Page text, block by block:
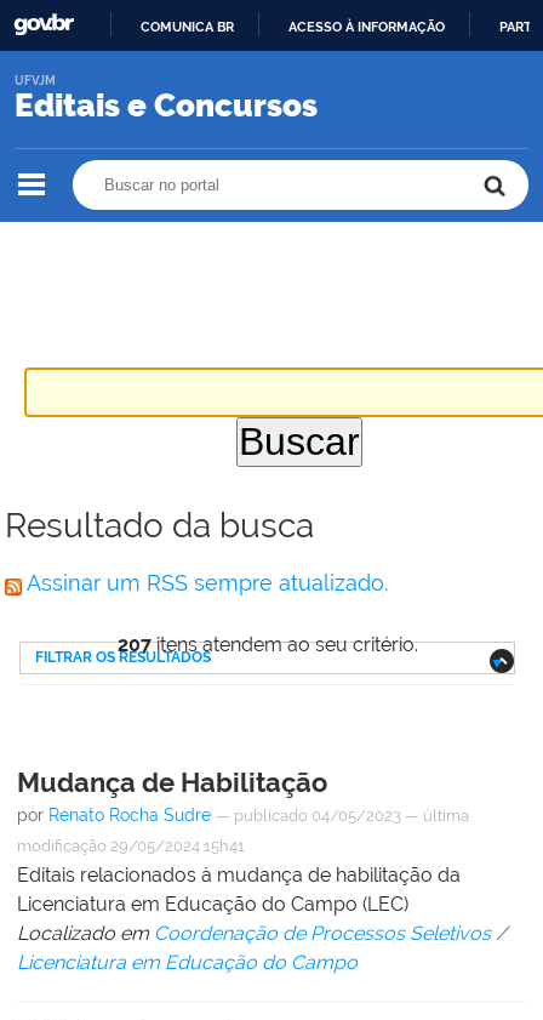
O
COMUNICA BR ACESSO À INFORMAÇÃO
Editais e Concursos
UFVJM
Resultado da busca
Assinar um RSS sempre atualizado.
207itens atendem ao seu critério.
FILTRAR OS RESULTADOS
Mudança de Habilitação
por Renato Rocha Sudre — publicado 04/05/2023 — última
modificação 29/05/2024 15h41
Editais relacionados à mudança de habilitação da
Licenciatura em Educação do Campo (LEC)
Localizado em Coordenação de Processos Seletivos /
Licenciatura em Educação do Campo